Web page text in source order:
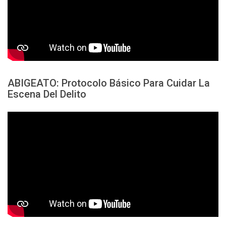
ABIGEATO: Protocolo Básico Para Cuidar La
Escena Del Delito